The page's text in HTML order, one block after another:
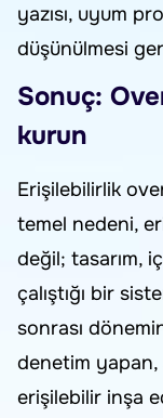
yazısı, uyum
düşünülmesi
Sonuç:
kurun
Erişilebilirlik
temel nedeni,
değil; tasarım,
çalıştığı bir
sonrası
denetim yapan,
erişilebilir inşa